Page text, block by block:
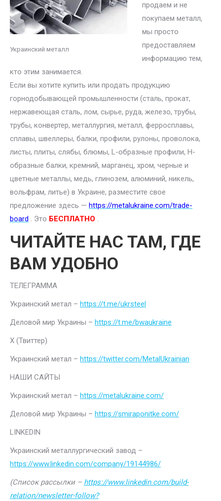
Украинский металл
продаем и не
покупаем металл,
мы просто
предоставляем
информацию тем,
кто этим занимается.
Если вы хотите купить или продать продукцию
горнодобывающей промышленности (сталь, прокат,
нержавеющая сталь, лом, сырье, руда, железо, трубы,
трубы, конвертер, металлургия, металл, ферросплавы,
сплавы, швеллеры, балки, профили, рулоны, проволока,
листы, плиты, слябы, блюмы, L-образные профили, H-
образные балки, кремний, марганец, хром, черные и
цветные металлы, медь, глинозем, алюминий, никель,
вольфрам, литье) в Украине, разместите свое
предложение здесь — https://metalukraine.com/trade-
board . Это БЕСПЛАТНО .
ЧИТАЙТЕ НАС ТАМ, ГДЕ
ВАМ УДОБНО
ТЕЛЕГРАММА
Украинский метал – https://t.me/ukrsteel
Деловой мир Украины – https://t.me/bwaukraine
Х (Твиттер)
Украинский метал – https://twitter.com/MetalUkrainian
НАШИ САЙТЫ
Украинский метал – https://metalukraine.com/
Деловой мир Украины – https://smiraponitke.com/
LINKEDIN
Украинский металлургический завод –
https://www.linkedin.com/company/19144986/
(Список рассылки – https://www.linkedin.com/build-
relation/newsletter-follow?